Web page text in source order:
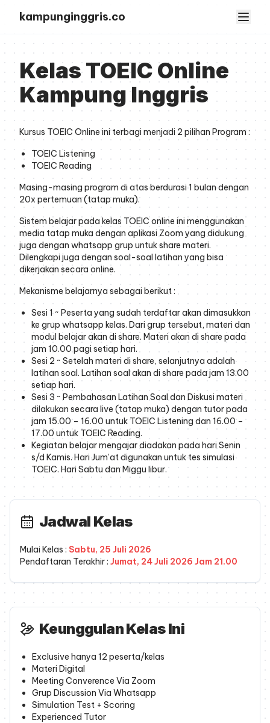
kampunginggris.co
Kelas TOEIC Online
Kampung Inggris
Kursus TOEIC Online ini terbagi menjadi 2 pilihan Program :
TOEIC Listening
TOEIC Reading
Masing-masing program di atas berdurasi 1 bulan dengan
20x pertemuan (tatap muka).
Sistem belajar pada kelas TOEIC online ini menggunakan
media tatap muka dengan aplikasi Zoom yang didukung
juga dengan whatsapp grup untuk share materi.
Dilengkapi juga dengan soal-soal latihan yang bisa
dikerjakan secara online.
Mekanisme belajarnya sebagai berikut :
Sesi 1 ~ Peserta yang sudah terdaftar akan dimasukkan
ke grup whatsapp kelas. Dari grup tersebut, materi dan
modul belajar akan di share. Materi akan di share pada
jam 10.00 pagi setiap hari.
Sesi 2 ~ Setelah materi di share, selanjutnya adalah
latihan soal. Latihan soal akan di share pada jam 13.00
setiap hari.
Sesi 3 ~ Pembahasan Latihan Soal dan Diskusi materi
dilakukan secara live (tatap muka) dengan tutor pada
jam 15.00 – 16.00 untuk TOEIC Listening dan 16.00 –
17.00 untuk TOEIC Reading.
Kegiatan belajar mengajar diadakan pada hari Senin
s/d Kamis. Hari Jum’at digunakan untuk tes simulasi
TOEIC. Hari Sabtu dan Miggu libur.
Jadwal Kelas
Mulai Kelas : Sabtu, 25 Juli 2026
Pendaftaran Terakhir : Jumat, 24 Juli 2026 Jam 21.00
Keunggulan Kelas Ini
Exclusive hanya 12 peserta/kelas
Materi Digital
Meeting Converence Via Zoom
Grup Discussion Via Whatsapp
Simulation Test + Scoring
Experienced Tutor